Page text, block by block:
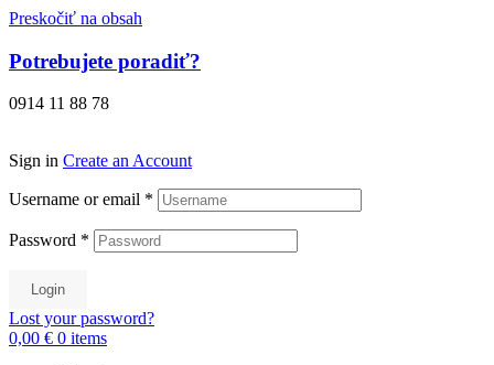
Preskočiť na obsah
Potrebujete poradiť?
0914 11 88 78
Sign in Create an Account
Username or email *
Password *
Login
Lost your password?
0,00 € 0 items